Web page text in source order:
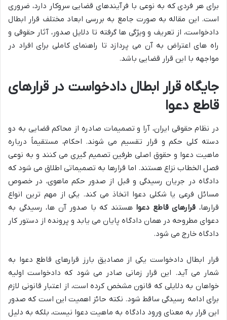
برای هر فردی که به نوعی با فرآیندهای قضایی سروکار دارد، ضروری
است. این مقاله به صورت جامع به بررسی ابعاد مختلف قرار ابطال
دادخواست، از تعریف و ویژگی ها گرفته تا دلایل صدور، آثار حقوقی و
راه های اعتراض به آن می پردازد تا راهنمای کاملی برای افراد در
مواجهه با این قرار قضایی باشد.
جایگاه قرار ابطال دادخواست در قرارهای
قاطع دعوا
در نظام حقوقی ایران، آرا و تصمیمات صادره از محاکم قضایی به دو
دسته کلی حکم و قرار تقسیم می شوند. احکام، مستقیماً درباره
ماهیت دعوا و حقوق اصلی طرفین تصمیم گیری می کنند و به نوعی
فصل الخطاب نزاع هستند. اما قرارها به تصمیماتی اطلاق می شود که
دادگاه در جریان رسیدگی و قبل از صدور حکم ماهوی، در خصوص
مسائل فرعی یا شکلی دعوا اتخاذ می کند. یکی از مهم ترین انواع
قرارها، قرارهای قاطع دعوا هستند که با صدور آن ها، رسیدگی به
دعوای مطروحه در همان دادگاه پایان می یابد و پرونده از دستور کار
دادگاه خارج می شود.
قرار ابطال دادخواست یکی از مصادیق بارز قرارهای قاطع دعوا به
شمار می آید. این قرار زمانی صادر می شود که دادخواست اولیه
خواهان به دلایلی که قانون مشخص کرده است، از اعتبار قانونی لازم
برای ادامه رسیدگی ساقط شود. نکته حائز اهمیت این است که صدور
این قرار به معنای ورود دادگاه به ماهیت دعوا نیست، بلکه به دلیل